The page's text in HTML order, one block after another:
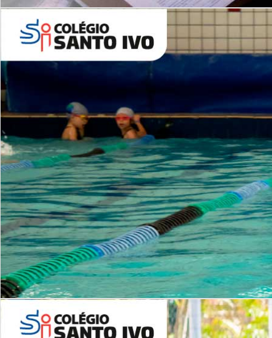
Leituras Literárias
Período Integral | Saiba mais
ALUNOS NOVOS
Entre em Contato
INSTITUCIONAL